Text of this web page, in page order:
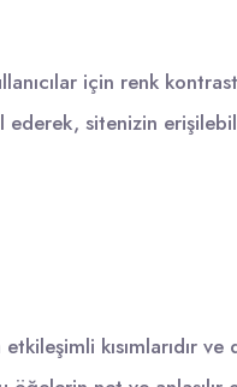
için renk
ederek, sitenizin
kısımlarıdır